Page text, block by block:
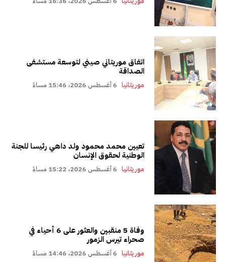
اتفاق موريتاني صيني لتوسعة مستشفى
الصداقة
موريتانيا 6 أغسطس 2026، 15:46 مساءً
تعيين محمد محمود ولد داهي رئيسا للجنة
الوطنية لحقوق الإنسان
موريتانيا 6 أغسطس 2026، 15:22 مساءً
وفاة 5 منقبين والعثور على 6 أحياء في
صحراء تيرس الزمور
موريتانيا 6 أغسطس 2026، 14:46 مساءً